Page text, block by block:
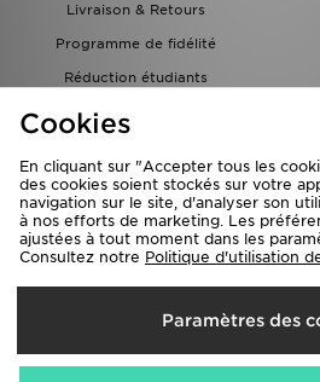
Livraison & Retours
Programme de fidélité
Réduction étudiants
Carte Cadeau
Livraison
France
Cookies
En cliquant sur "Accepter tous les
des cookies soient stockés sur votre
navigation sur le site, d'analyser son
à nos efforts de marketing. Les
ajustées à tout moment dans les
Consultez notre Politique d'utilisation
Paramètres des